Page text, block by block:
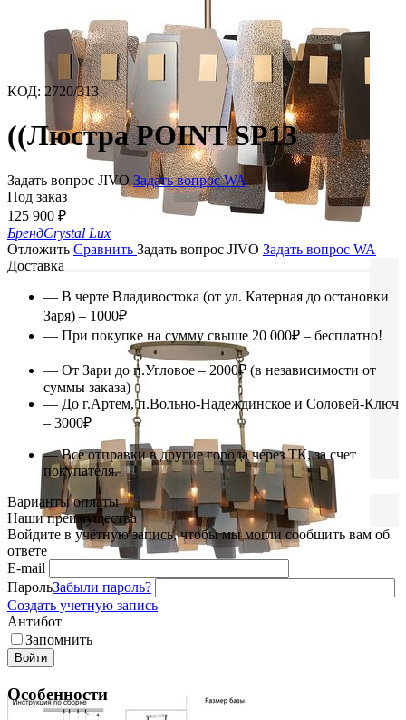
КОД: 2720/313
((Люстра POINT SP13
Задать вопрос JIVO Задать вопрос WA
Под заказ
125 900 ₽
БрендCrystal Lux
Отложить Сравнить Задать вопрос JIVO Задать вопрос WA
Доставка
— В черте Владивостока (от ул. Катерная до остановки
Заря) – 1000₽
— При покупке на сумму свыше 20 000₽ – бесплатно!
— От Зари до п.Угловое – 2000₽ (в независимости от
суммы заказа)
— До г.Артем, п.Вольно-Надеждинское и Соловей-Ключ
– 3000₽
— Все отправки в другие города через ТК, за счет
покупателя.
Варианты оплаты
Наши преимущества
Войдите в учётную запись, чтобы мы могли сообщить вам об
ответе
E-mail
ПарольЗабыли пароль?
Создать учетную запись
Антибот
Запомнить
Войти
Особенности